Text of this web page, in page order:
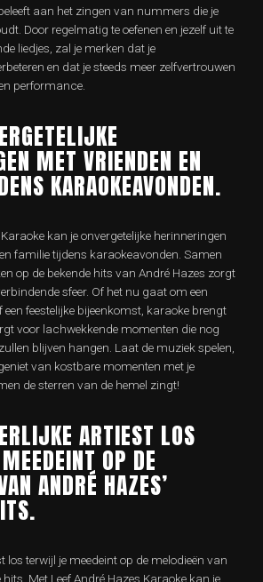
aan het zingen van nummers die je
Door regelmatig te oefenen en jezelf uit te
liedjes, zal je merken dat je
en dat je steeds meer zelfvertrouwen
performance.
MET VRIENDEN EN
KARAOKEAVONDEN.
kan je onvergetelijke herinneringen
familie tijdens karaokeavonden. Samen
op de bekende hits van André Hazes zorgt
sfeer. Of het nu gaat om een
feestelijke bijeenkomst, karaoke brengt
voor lachwekkende momenten die nog
blijven hangen. Laat de muziek spelen,
van kostbare momenten met je
de sterren van de hemel zingt!
ARTIEST LOS
OP DE
ANDRÉ HAZES’
los terwijl je meedeint op de melodieën van
hits. Met Leef André Hazes Karaoke kan je